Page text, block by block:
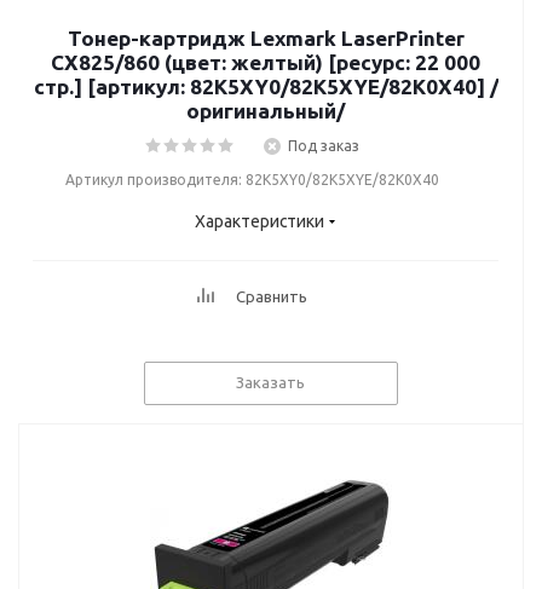
Тонер-картридж Lexmark LaserPrinter
CX825/860 (цвет: желтый) [ресурс: 22 000
стр.] [артикул: 82K5XY0/82K5XYE/82K0X40] /
оригинальный/
Под заказ
Артикул производителя: 82K5XY0/82K5XYE/82K0X40
Характеристики
Сравнить
Заказать